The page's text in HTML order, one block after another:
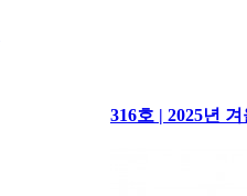
316호 | 2025년